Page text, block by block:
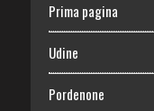
Prima pagina
Udine
Pordenone